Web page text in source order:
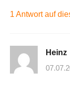
1 Antwort auf
Heinz